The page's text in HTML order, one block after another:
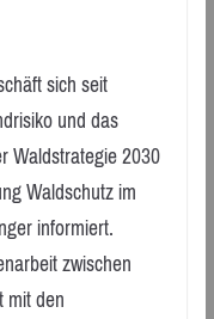
sich seit
und das
Waldstrategie 2030
Waldschutz im
informiert.
zwischen
den